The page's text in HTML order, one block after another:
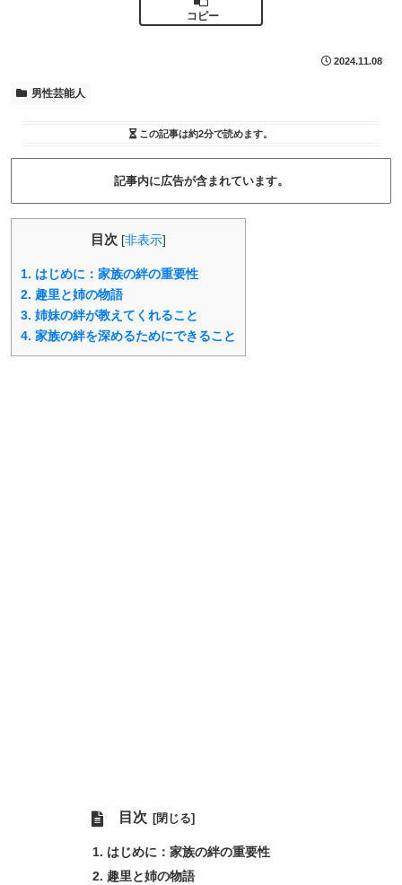
コピー
2024.11.08
男性芸能人
この記事は約2分で読めます。
記事内に広告が含まれています。
目次 [非表示]
1. はじめに：家族の絆の重要性
2. 趣里と姉の物語
3. 姉妹の絆が教えてくれること
4. 家族の絆を深めるためにできること
目次
はじめに：家族の絆の重要性
趣里と姉の物語